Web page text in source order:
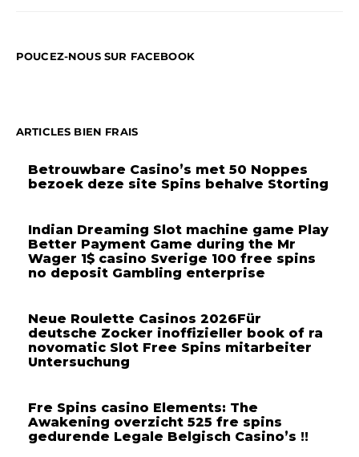
POUCEZ-NOUS SUR FACEBOOK
ARTICLES BIEN FRAIS
Betrouwbare Casino’s met 50 Noppes
bezoek deze site Spins behalve Storting
Indian Dreaming Slot machine game Play
Better Payment Game during the Mr
Wager 1$ casino Sverige 100 free spins
no deposit Gambling enterprise
Neue Roulette Casinos 2026Für
deutsche Zocker inoffizieller book of ra
novomatic Slot Free Spins mitarbeiter
Untersuchung
Fre Spins casino Elements: The
Awakening overzicht 525 fre spins
gedurende Legale Belgisch Casino’s !!